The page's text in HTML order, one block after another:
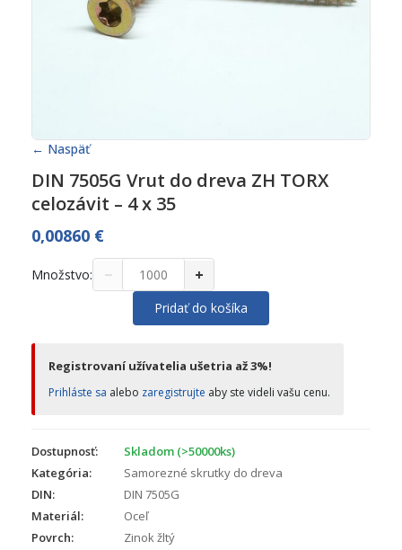
← Naspäť
DIN 7505G Vrut do dreva ZH TORX
celozávit – 4 x 35
0,00860 €
Množstvo: − +
Pridať do košíka
Registrovaní užívatelia ušetria až 3%!
Prihláste sa alebo zaregistrujte aby ste videli vašu cenu.
Dostupnosť:
Skladom (>50000ks)
Kategória:
Samorezné skrutky do dreva
DIN:
DIN 7505G
Materiál:
Oceľ
Povrch:
Zinok žltý